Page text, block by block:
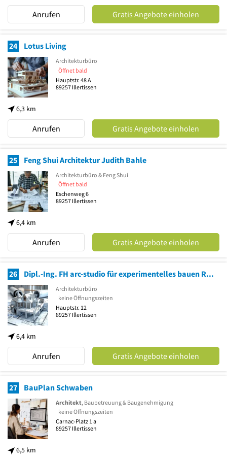
Anrufen Gratis Angebote einholen
24 Lotus Living
6,3 km
Architekturbüro
Öffnet bald
Hauptstr. 48 A
89257 Illertissen
Anrufen Gratis Angebote einholen
25 Feng Shui Architektur Judith Bahle
6,4 km
Architekturbüro & Feng Shui
Öffnet bald
Eschenweg 6
89257 Illertissen
Anrufen Gratis Angebote einholen
26 Dipl.-Ing. FH arc-studio für experimentelles bauen Roberto Carnevale Architektur
6,4 km
Architekturbüro
keine Öffnungszeiten
Hauptstr. 12
89257 Illertissen
Anrufen Gratis Angebote einholen
27 BauPlan Schwaben
6,5 km
Architekt, Baubetreuung & Baugenehmigung
keine Öffnungszeiten
Carnac-Platz 1 a
89257 Illertissen